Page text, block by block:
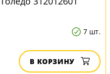
7 шт.
В КОРЗИНУ